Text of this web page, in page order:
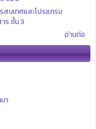
นเทศและโปรแกรม
ร ชั้น 3
อ่านต่อ
า